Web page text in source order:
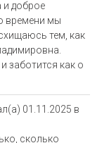
и доброе
времени мы
тем, как
заботится как о
01.11.2025 в
сколько